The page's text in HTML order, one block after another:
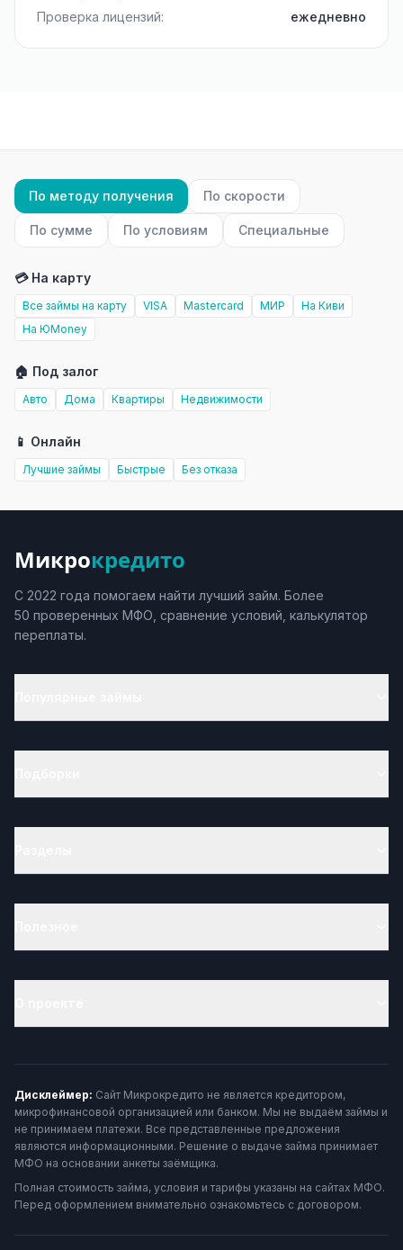
Проверка лицензий:
ежедневно
По методу получения По скорости
По сумме По условиям Специальные
💳 На карту
Все займы на карту VISA Mastercard МИР
На Киви
На ЮMoney
🏠 Под залог
Авто Дома Квартиры Недвижимости
📱 Онлайн
Лучшие займы Быстрые Без отказа
Микрокредито
С 2022 года помогаем найти лучший займ. Более
50 проверенных МФО, сравнение условий, калькулятор
переплаты.
Дисклеймер: Сайт Микрокредито не является кредитором,
микрофинансовой организацией или банком. Мы не выдаём займы и
не принимаем платежи. Все представленные предложения
являются информационными. Решение о выдаче займа принимает
МФО на основании анкеты заёмщика.
Полная стоимость займа, условия и тарифы указаны на сайтах МФО.
Перед оформлением внимательно ознакомьтесь с договором.